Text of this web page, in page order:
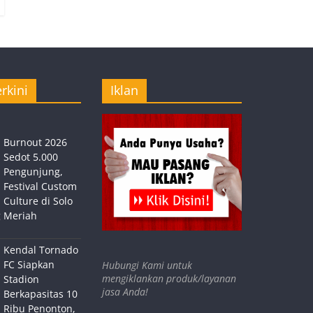
Burnout 2026
Sedot 5.000
Pengunjung,
Festival Custom
Culture di Solo
Meriah
Kendal Tornado
FC Siapkan
Stadion
Berkapasitas 10
Ribu Penonton,
Iklan
Hubungi Kami untuk
mengiklankan produk/layanan
jasa Anda!